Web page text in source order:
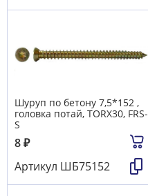
Шуруп по бетону 7,5*152 ,
головка потай, TORX30, FRS-
S
8₽
Артикул ШБ75152